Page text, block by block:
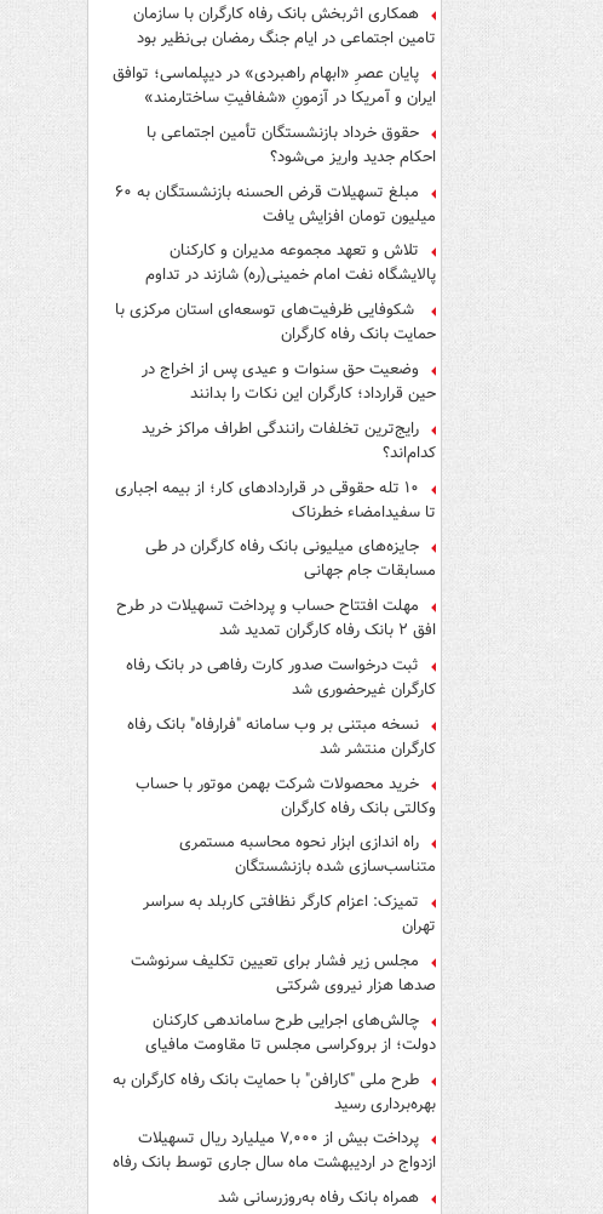
همکاری اثربخش بانک رفاه کارگران با سازمان
تامین اجتماعی در ایام جنگ رمضان بی‌نظیر بود
پایان عصرِ «ابهام راهبردی» در دیپلماسی؛ توافق
ایران و آمریکا در آزمونِ «شفافیتِ ساختارمند»
حقوق خرداد بازنشستگان تأمین اجتماعی با
احکام جدید واریز می‌شود؟
مبلغ تسهیلات قرض الحسنه بازنشستگان به ۶۰
میلیون تومان افزایش یافت
تلاش و تعهد مجموعه مدیران و کارکنان
پالایشگاه نفت امام خمینی(ره) شازند در تداوم
تولید در ایام جنگ رمضان، شایسته قدردانی است
شکوفایی ظرفیت‌های توسعه‌ای استان مرکزی با
حمایت بانک رفاه کارگران
وضعیت حق سنوات و عیدی پس از اخراج در
حین قرارداد؛ کارگران این نکات را بدانند
رایج‌ترین تخلفات رانندگی اطراف مراکز خرید
کدام‌اند؟
۱۰ تله حقوقی در قراردادهای کار؛ از بیمه اجباری
تا سفیدامضاء خطرناک
جایزه‌های میلیونی بانک رفاه کارگران در طی
مسابقات جام جهانی
مهلت افتتاح حساب و پرداخت تسهیلات در طرح
افق ۲ بانک رفاه کارگران تمدید شد
ثبت درخواست صدور کارت رفاهی در بانک رفاه
کارگران غیرحضوری شد
نسخه مبتنی بر وب سامانه "فرارفاه" بانک رفاه
کارگران منتشر شد
خرید محصولات شرکت بهمن موتور با حساب
وکالتی بانک رفاه کارگران
راه اندازی ابزار نحوه محاسبه مستمری
متناسب‌سازی شده بازنشستگان
تمیزک: اعزام کارگر نظافتی کاربلد به سراسر
تهران
مجلس زیر فشار برای تعیین تکلیف سرنوشت
صدها هزار نیروی شرکتی
چالش‌های اجرایی طرح ساماندهی کارکنان
دولت؛ از بروکراسی مجلس تا مقاومت مافیای
واسطه‌گری
طرح ملی "کارافن" با حمایت بانک رفاه کارگران به
بهره‌برداری رسید
پرداخت بیش از ۷,۰۰۰ میلیارد ریال تسهیلات
ازدواج در اردیبهشت ماه سال جاری توسط بانک رفاه
کارگران
همراه بانک رفاه به‌روزرسانی شد